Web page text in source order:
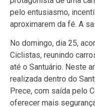
pelo entusiasmo,
aproximarem da fé. A
No domingo, dia 25,
Ciclistas, reunindo
até o Santuário. Neste
realizada dentro do
Prece, com saída pelo
oferecer mais